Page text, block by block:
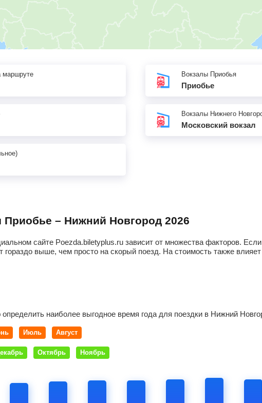
маршруте Вокзалы Приобья
Приобье
Вокзалы Нижнего
Московский вокзал
Приобье – Нижний Новгород 2026
сайте Poezda.biletyplus.ru зависит от множества факторов.
гораздо выше, чем просто на скорый поезд. На стоимость также
определить наиболее выгодное время года для поездки в Нижний
Июль Август
Октябрь Ноябрь